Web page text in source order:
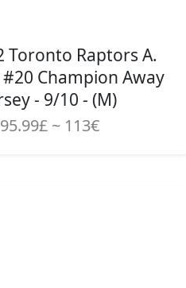
Toronto Raptors A.
Champion Away
- 9/10 - (M)
95.99£ ~ 113€